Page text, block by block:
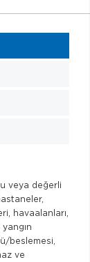
veya değerli
havaalanları,
beslemesi,
ve